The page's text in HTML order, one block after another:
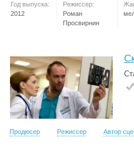
Год выпуска:
2012
Режиссер:
Роман
Просвирнин
Продюсер Режиссер Автор